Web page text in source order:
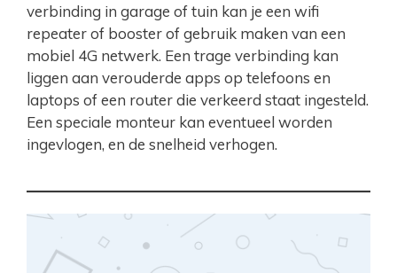
verbinding in garage of tuin kan je een wifi
repeater of booster of gebruik maken van een
mobiel 4G netwerk. Een trage verbinding kan
liggen aan verouderde apps op telefoons en
laptops of een router die verkeerd staat ingesteld.
Een speciale monteur kan eventueel worden
ingevlogen, en de snelheid verhogen.